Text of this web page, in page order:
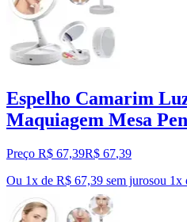
Espelho Camarim
Maquiagem Mesa
Preço R$ 67,39R$ 67,39
Ou 1x de R$ 67,39 sem jurosou 1x